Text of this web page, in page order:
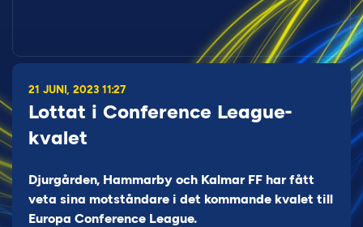
21 JUNI, 2023 11:27
Lottat i Conference League-
kvalet
Djurgården, Hammarby och Kalmar FF har fått
veta sina motståndare i det kommande kvalet till
Europa Conference League.